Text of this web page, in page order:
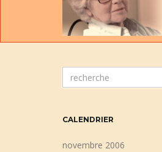
o
CALENDRIER
novembre 2006